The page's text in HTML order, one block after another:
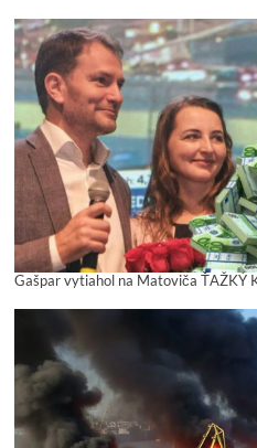
Gašpar vytiahol na Matoviča ŤAŽKÝ